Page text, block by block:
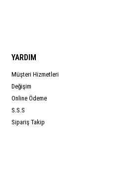
YARDIM
Müşteri Hizmetleri
Değişim
Online Ödeme
S.S.S
Sipariş Takip